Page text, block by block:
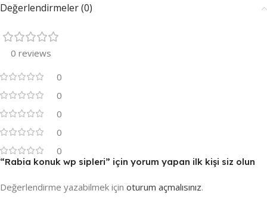
Değerlendirmeler (0)
0 reviews
0
0
0
0
0
“Rabia konuk wp sipleri” için yorum yapan ilk kişi siz olun
Değerlendirme yazabilmek için oturum açmalısınız.